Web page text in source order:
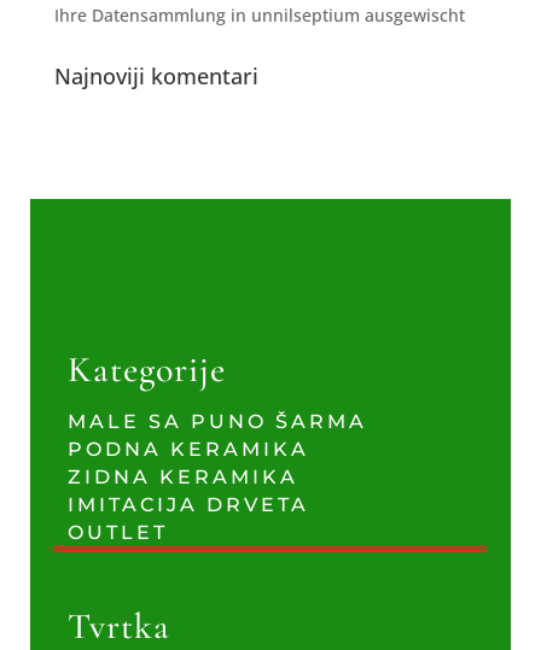
Ihre Datensammlung in unnilseptium ausgewischt
Najnoviji komentari
Kategorije
MALE SA PUNO ŠARMA
PODNA KERAMIKA
ZIDNA KERAMIKA
IMITACIJA DRVETA
OUTLET
Tvrtka